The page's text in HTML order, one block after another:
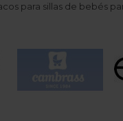
para sillas de bebés